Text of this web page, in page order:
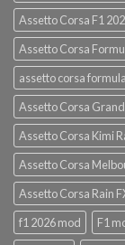
Assetto Corsa F1
Assetto Corsa
assetto corsa
Assetto Corsa
Assetto Corsa Kimi
Assetto Corsa
Assetto Corsa Rain
f1 2026 mod
F1